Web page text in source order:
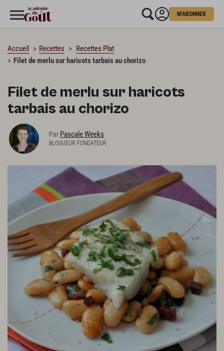
M'ABONNER
Accueil Recettes
Recettes Plat
Filet de merlu sur haricots tarbais au chorizo
Filet de merlu sur haricots
tarbais au chorizo
Par Pascale Weeks
BLOGUEUR FONDATEUR
CHARGEMENT…